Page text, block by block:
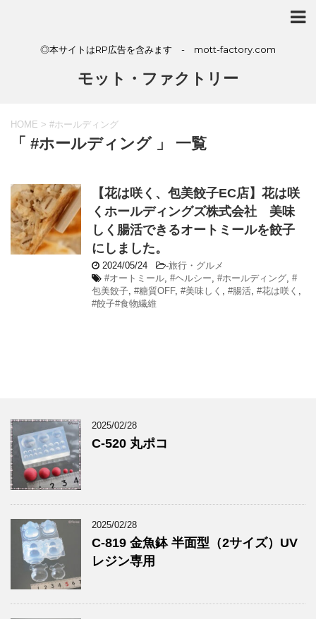
◎本サイトはRP広告を含みます - mott-factory.com
モット・ファクトリー
HOME > #ホールディング
「 #ホールディング 」 一覧
【花は咲く、包美餃子EC店】花は咲
くホールディングズ株式会社 美味
しく腸活できるオートミールを餃子
にしました。
2024/05/24 -旅行・グルメ
#オートミール, #ヘルシー, #ホールディング, #
包美餃子, #糖質OFF, #美味しく , #腸活, #花は咲く ,
#餃子#食物繊維
2025/02/28
C-520 丸ポコ
2025/02/28
C-819 金魚鉢 半面型（2サイズ）UV
レジン専用